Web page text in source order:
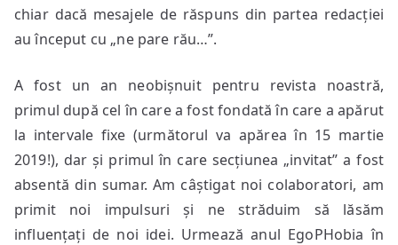
chiar dacă mesajele de răspuns din partea redacției
au început cu „ne pare rău…”.
A fost un an neobișnuit pentru revista noastră,
primul după cel în care a fost fondată în care a apărut
la intervale fixe (următorul va apărea în 15 martie
2019!), dar și primul în care secțiunea „invitat” a fost
absentă din sumar. Am câștigat noi colaboratori, am
primit noi impulsuri și ne străduim să lăsăm
influențați de noi idei. Urmează anul EgoPHobia în